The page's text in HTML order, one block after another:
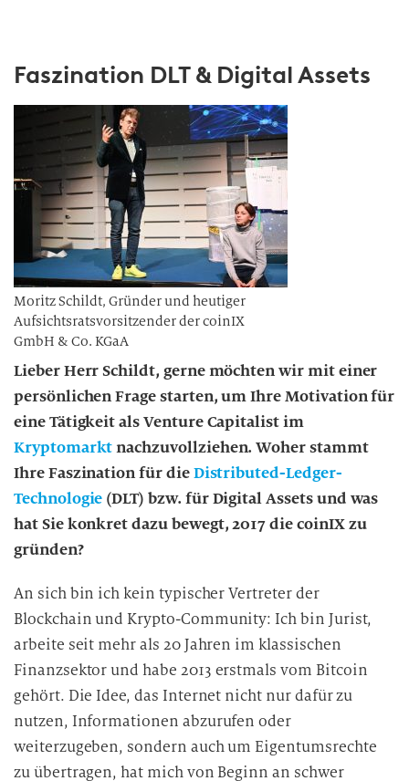
Faszination DLT & Digital Assets
Moritz Schildt, Gründer und heutiger
Aufsichtsratsvorsitzender der coinIX
GmbH & Co. KGaA
Lieber Herr Schildt, gerne möchten wir mit einer
persönlichen Frage starten, um Ihre Motivation für
eine Tätigkeit als Venture Capitalist im
Kryptomarktnachzuvollziehen. Woher stammt
Ihre Faszination für dieDistributed-Ledger-
Technologie (DLT) bzw. für Digital Assets und was
hat Sie konkret dazu bewegt, 2017 die coinIX zu
gründen?
An sich bin ich kein typischer Vertreter der
Blockchain und Krypto-Community: Ich bin Jurist,
arbeite seit mehr als 20 Jahren im klassischen
Finanzsektor und habe 2013 erstmals vom Bitcoin
gehört. Die Idee, das Internet nicht nur dafür zu
nutzen, Informationen abzurufen oder
weiterzugeben, sondern auch um Eigentumsrechte
zu übertragen, hat mich von Beginn an schwer